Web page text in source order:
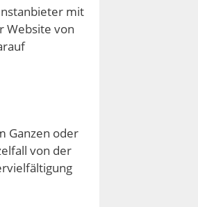
mit
Website von
Ganzen oder
von der